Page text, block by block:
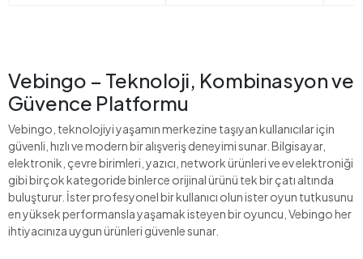
Vebingo – Teknoloji, Kombinasyon ve
Güvence Platformu
Vebingo, teknolojiyi yaşamın merkezine taşıyan kullanıcılar için
güvenli, hızlı ve modern bir alışveriş deneyimi sunar. Bilgisayar,
elektronik, çevre birimleri, yazıcı, network ürünleri ve ev elektroniği
gibi birçok kategoride binlerce orijinal ürünü tek bir çatı altında
buluşturur. İster profesyonel bir kullanıcı olun ister oyun tutkusunu
en yüksek performansla yaşamak isteyen bir oyuncu, Vebingo her
ihtiyacınıza uygun ürünleri güvenle sunar.